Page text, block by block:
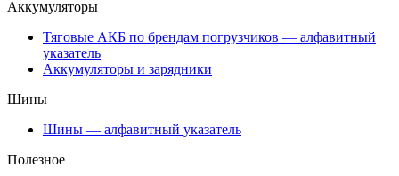
Аккумуляторы
Тяговые АКБ по брендам погрузчиков — алфавитный
указатель
Аккумуляторы и зарядники
Шины
Шины — алфавитный указатель
Полезное